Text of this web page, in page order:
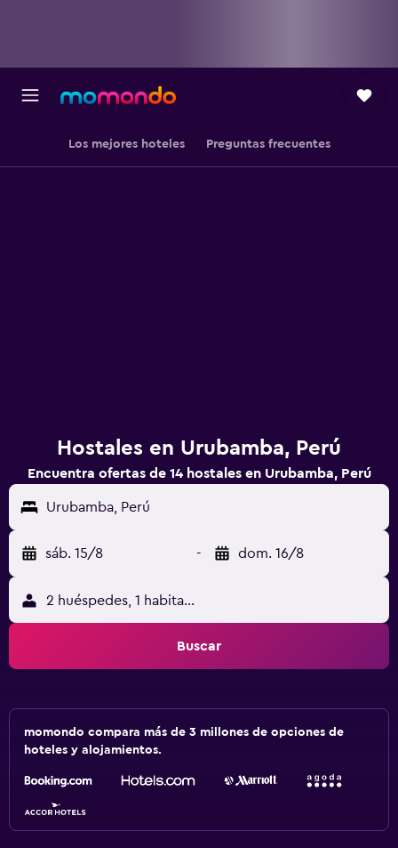
Los mejores hoteles Preguntas frecuentes
Hostales en Urubamba, Perú
Encuentra ofertas de 14 hostales en Urubamba, Perú
Urubamba, Perú
sáb. 15/8 - dom. 16/8
2 huéspedes, 1 habitación
Buscar
momondo compara más de 3 millones de opciones de
hoteles y alojamientos.